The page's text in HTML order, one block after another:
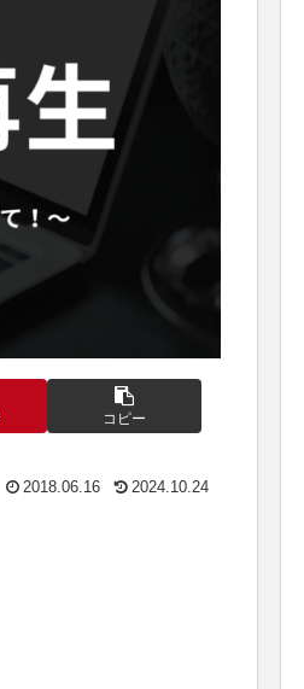
コピー
2018.06.16 2024.10.24